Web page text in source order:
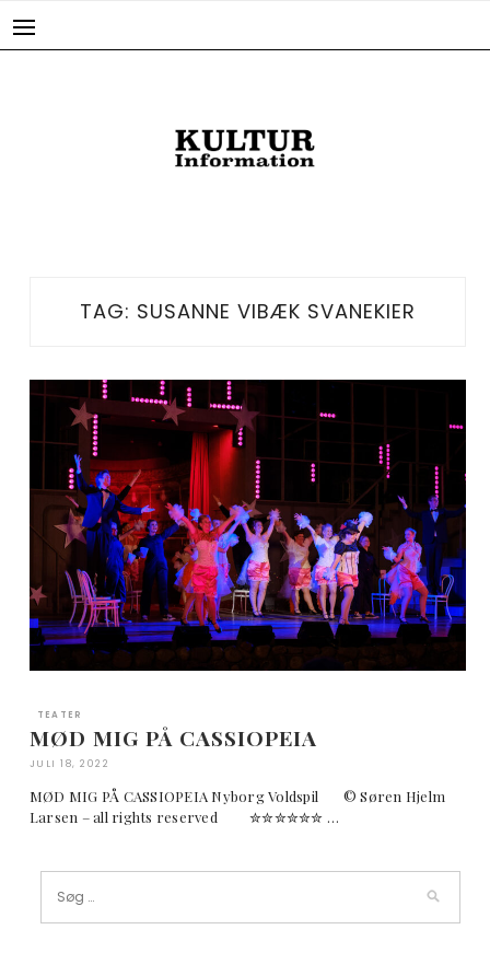
TAG: SUSANNE VIBÆK SVANEKIER
TEATER
MØD MIG PÅ CASSIOPEIA
JULI 18, 2022
MØD MIG PÅ CASSIOPEIA Nyborg Voldspil © Søren Hjelm
Larsen – all rights reserved ✮✮✮✮✮✮ …